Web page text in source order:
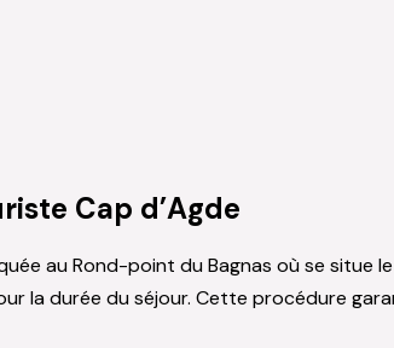
Cap d’Agde
au Rond-point du Bagnas où se situe
la durée du séjour. Cette procédure